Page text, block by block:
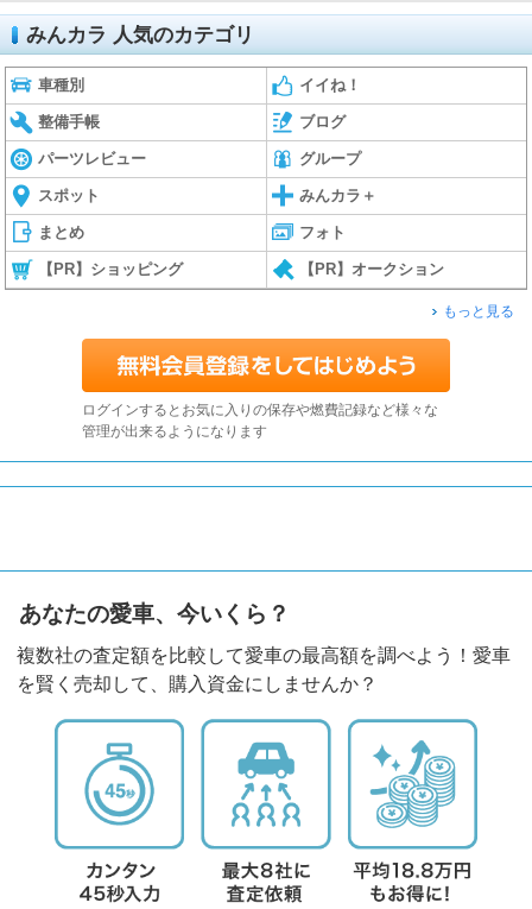
みんカラ 人気のカテゴリ
車種別 イイね！
整備手帳 ブログ
パーツレビュー グループ
スポット みんカラ＋
まとめ フォト
【PR】ショッピング 【PR】オークション
もっと見る
ログインするとお気に入りの保存や燃費記録など様々な
管理が出来るようになります
あなたの愛車、今いくら？
複数社の査定額を比較して愛車の最高額を調べよう！愛車
を賢く売却して、購入資金にしませんか？